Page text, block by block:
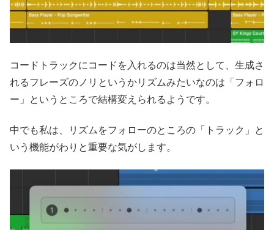
コードトラックにコードを入れるのは当然として、生成さ
れるフレーズのノリというかリズムみたいなのは「フォロ
ー」というところで結構変えられるようです。
中でも私は、リズムをフォローのところの「トラック」と
いう機能がわりと重要な気がします。